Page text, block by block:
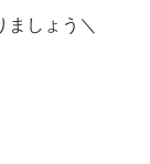
しょう＼